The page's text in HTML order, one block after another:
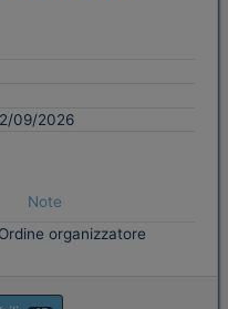
09/2026
Note
organizzatore